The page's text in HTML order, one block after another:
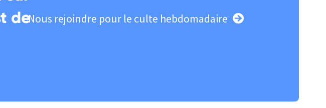
deNous rejoindre pour le culte hebdomadaire